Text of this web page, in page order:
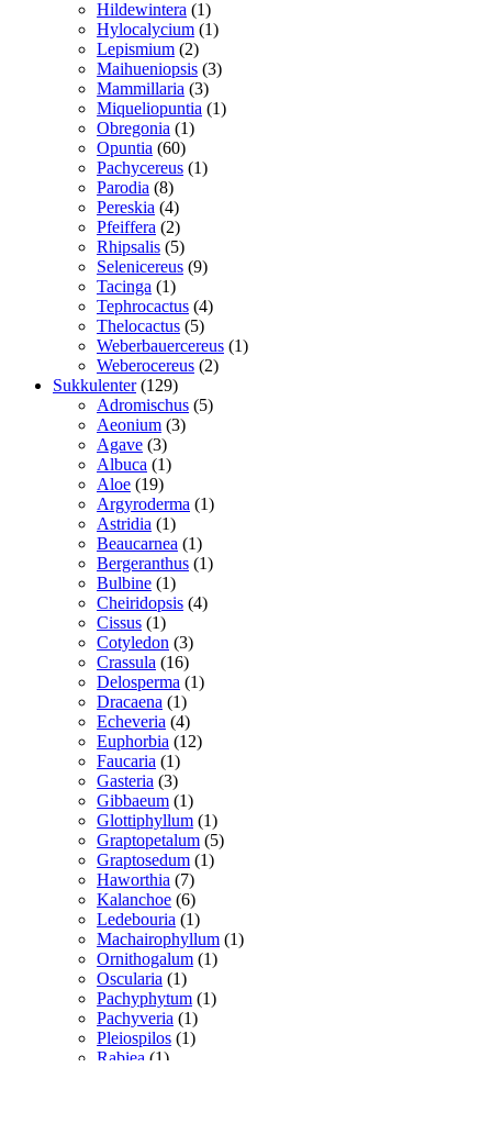
varer
Hildewintera 11
vare
Hylocalycium 11
Lepismium 22
varer
Maihueniopsis 33
Mammillaria 33
varer
Miqueliopuntia 11
Obregonia 11
Opuntia 6060
varer
Pachycereus 11
Parodia 88
varer
Pereskia 44
varer
Pfeiffera 22
varer
Rhipsalis 55
varer
Selenicereus 99
Tacinga 11
vare
Tephrocactus 44
Thelocactus 55
varer
Weberbauercereus 11
Weberocereus 22
Sukkulenter 129129
varer
Adromischus 55
Aeonium 33
Agave 33
varer
Albuca 11
Aloe 1919
varer
Argyroderma 11
Astridia 11
vare
Beaucarnea 11
vare
Bergeranthus 11
Bulbine 11
vare
Cheiridopsis 44
Cissus 11
vare
Cotyledon 33
varer
Crassula 1616
varer
Delosperma 11
Dracaena 11
vare
Echeveria 44
varer
Euphorbia 1212
Faucaria 11
vare
Gasteria 33
varer
Gibbaeum 11
vare
Glottiphyllum 11
vare
Graptopetalum 55
Graptosedum 11
Haworthia 77
varer
Kalanchoe 66
varer
Ledebouria 11
vare
Machairophyllum 11
Ornithogalum 11
Oscularia 11
vare
Pachyphytum 11
Pachyveria 11
vare
Pleiospilos 11
Rabiea 11